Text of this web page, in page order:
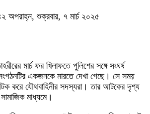
শুক্রবার, ৭ মার্চ ২০২৫
মার্চ ফর খিলাফতে পুলিশের সঙ্গে সংঘর্ষ
একজনকে মারতে দেখা গেছে। সে সময়
করে যৌথবাহিনীর সদস্যরা। তার আটকের দৃশ্য
মাধ্যমে।